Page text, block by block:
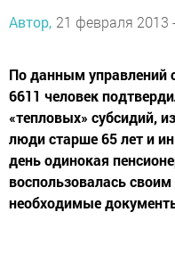
Автор, 21 февраля 2013
По данным управлений
6611 человек
«тепловых» субсидий,
люди старше 65 лет и
день одинокая
воспользовалась
необходимые